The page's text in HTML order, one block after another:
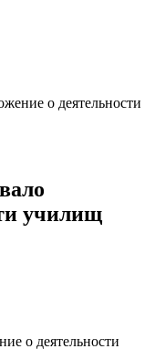
о деятельности
училищ